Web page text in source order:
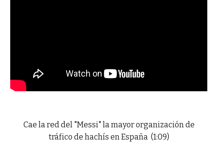
Cae la red del "Messi" la mayor organización de
tráfico de hachís en España (1:09)